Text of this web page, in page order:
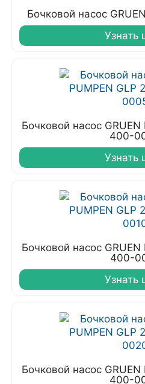
Бочковой насос
Узнать
Бочковой насос GRUEN
400-
Узнать
Бочковой насос GRUEN
400-
Узнать
Бочковой насос GRUEN
400-